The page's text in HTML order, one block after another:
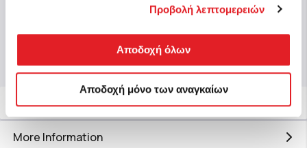
Προβολή λεπτομερειών
Αποδοχή όλων
Αποδοχή μόνο των αναγκαίων
Description
More Information